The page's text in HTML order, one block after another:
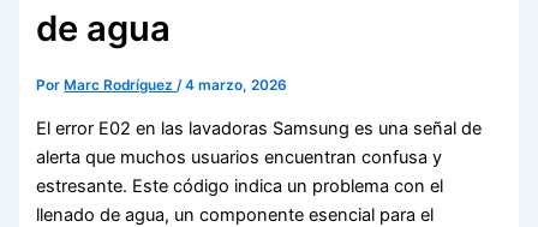
de agua
Por Marc Rodríguez/4 marzo, 2026
El error E02 en las lavadoras Samsung es una señal de
alerta que muchos usuarios encuentran confusa y
estresante. Este código indica un problema con el
llenado de agua, un componente esencial para el